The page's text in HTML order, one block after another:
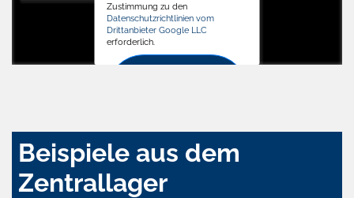
Zustimmung zu den
Datenschutzrichtlinien vom
Drittanbieter Google LLC
erforderlich.
Beispiele aus dem
Zentrallager